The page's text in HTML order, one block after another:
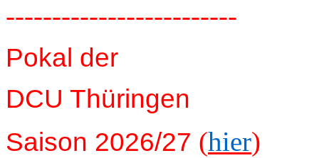
-------------------------
Pokal der
DCU Thüringen
Saison 2026/27 (hier)